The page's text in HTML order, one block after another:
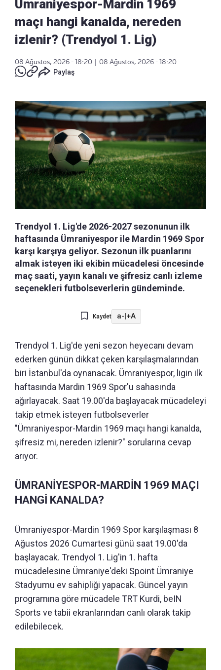
Ümraniyespor-Mardin 1969
maçı hangi kanalda, nereden
izlenir? (Trendyol 1. Lig)
08 Ağustos, 2026 - 18:20 | 08 Ağustos, 2026 - 18:20
Paylaş
Trendyol 1. Lig'de 2026-2027 sezonunun ilk
haftasında Ümraniyespor ile Mardin 1969 Spor
karşı karşıya geliyor. Sezonun ilk puanlarını
almak isteyen iki ekibin mücadelesi öncesinde
maç saati, yayın kanalı ve şifresiz canlı izleme
seçenekleri futbolseverlerin gündeminde.
Kaydet a- +A
Trendyol 1. Lig'de yeni sezon heyecanı devam
ederken günün dikkat çeken karşılaşmalarından
biri İstanbul'da oynanacak. Ümraniyespor, ligin ilk
haftasında Mardin 1969 Spor'u sahasında
ağırlayacak. Saat 19.00'da başlayacak mücadeleyi
takip etmek isteyen futbolseverler
"Ümraniyespor-Mardin 1969 maçı hangi kanalda,
şifresiz mi, nereden izlenir?" sorularına cevap
arıyor.
ÜMRANİYESPOR-MARDİN 1969 MAÇI
HANGİ KANALDA?
Ümraniyespor-Mardin 1969 Spor karşılaşması 8
Ağustos 2026 Cumartesi günü saat 19.00'da
başlayacak. Trendyol 1. Lig'in 1. hafta
mücadelesine Ümraniye'deki Spoint Ümraniye
Stadyumu ev sahipliği yapacak. Güncel yayın
programına göre mücadele TRT Kurdi, beIN
Sports ve tabii ekranlarından canlı olarak takip
edilebilecek.